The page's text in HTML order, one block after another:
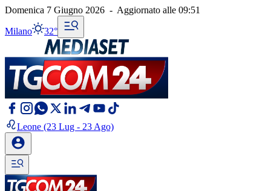
Domenica 7 Giugno 2026 - Aggiornato alle 09:51
Milano 32°
Leone (23 Lug - 23 Ago)